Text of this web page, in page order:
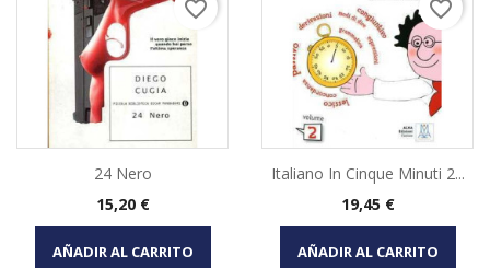
24 Nero
Precio
15,20 €
AÑADIR AL CARRITO
favorite_border
Italiano In Cinque Minuti 2...
Precio
19,45 €
AÑADIR AL CARRITO
favorite_border